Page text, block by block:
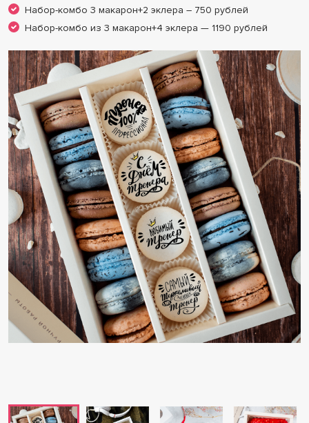
Набор-комбо 3 макарон+2 эклера – 750 рублей
Набор-комбо из 3 макарон+4 эклера — 1190 рублей